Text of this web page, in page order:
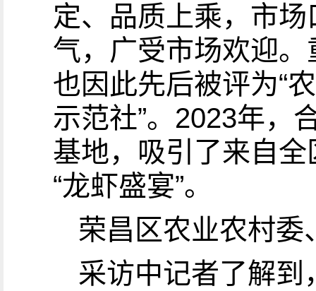
定、品质上乘，市
气，广受市场欢迎
也因此先后被评为“
示范社”。2023年，
基地，吸引了来自
“龙虾盛宴”。
荣昌区农业农村
采访中记者了解到